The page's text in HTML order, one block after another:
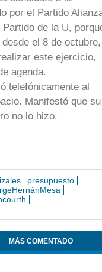
por el Partido
de la U,
el 8 de octubre,
este ejercicio,
agenda.
telefónicamente al
Manifestó que su
no lo hizo.
presupuesto
MÁS COMENTADO